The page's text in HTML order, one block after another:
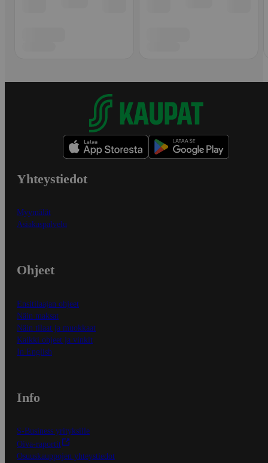
Yhteystiedot
Myymälät
Asiakaspalvelu
Ohjeet
Ensitilaajan ohjeet
Näin maksat
Näin tilaat ja muokkaat
Kaikki ohjeet ja vinkit
In English
Info
S-Business yrityksille
Oiva-raportit
Osuuskauppojen yhteystiedot